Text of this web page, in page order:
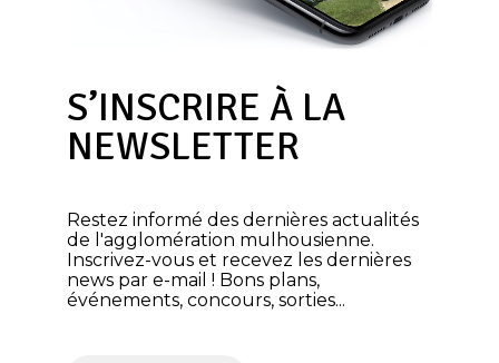
S’INSCRIRE À LA
NEWSLETTER
Restez informé des dernières actualités
de l'agglomération mulhousienne.
Inscrivez-vous et recevez les dernières
news par e-mail ! Bons plans,
événements, concours, sorties...